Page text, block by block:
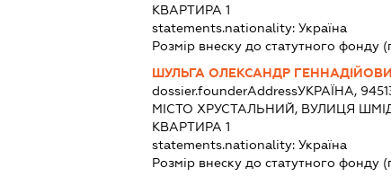
КВАРТИРА 1
statements.nationality: Україна
Розмір внеску до статутного фонду
ШУЛЬГА ОЛЕКСАНДР
dossier.founderAddressУКРАЇНА,
МІСТО ХРУСТАЛЬНИЙ, ВУЛИЦЯ
КВАРТИРА 1
statements.nationality: Україна
Розмір внеску до статутного фонду